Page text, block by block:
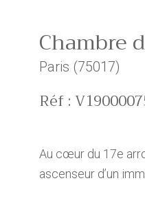
Chambre
Paris (75017)
Réf :
Au cœur du 17e
ascenseur d’un